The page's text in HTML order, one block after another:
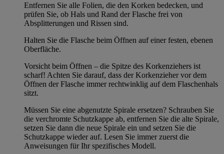
Entfernen Sie alle Folien, die den Korken bedecken, und
prüfen Sie, ob Hals und Rand der Flasche frei von
Absplitterungen und Rissen sind.
Halten Sie die Flasche beim Öffnen auf einer festen, ebenen
Oberfläche.
Vorsicht beim Öffnen – die Spitze des Korkenziehers ist
scharf! Achten Sie darauf, dass der Korkenzieher vor dem
Öffnen der Flasche immer rechtwinklig auf dem Flaschenhals
sitzt.
Müssen Sie eine abgenutzte Spirale ersetzen? Schrauben Sie
die verchromte Schutzkappe ab, entfernen Sie die alte Spirale,
setzen Sie dann die neue Spirale ein und setzen Sie die
Schutzkappe wieder auf. Lesen Sie immer zuerst die
Anweisungen für Ihr spezifisches Modell.